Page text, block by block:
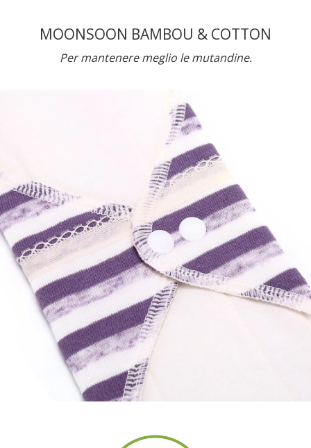
MOONSOON BAMBOU & COTTON
Per mantenere meglio le mutandine.